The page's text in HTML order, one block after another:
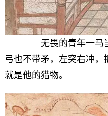
无畏的青年一马
弓也不带矛，左突右冲，
就是他的猎物。